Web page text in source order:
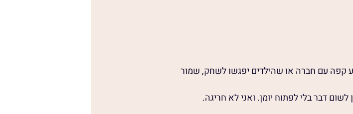
קפה עם חברה או שהילדים יפגשו לשחק, שמור
דבר בלי לפתוח יומן. ואני לא חריגה.